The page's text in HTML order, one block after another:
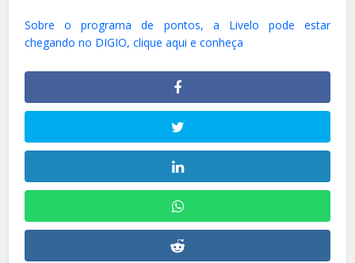
Sobre o programa de pontos, a Livelo pode estar
chegando no DIGIO, clique aqui e conheça